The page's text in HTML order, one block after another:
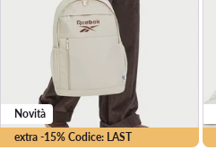
extra -15% Codice: LAST
Novità